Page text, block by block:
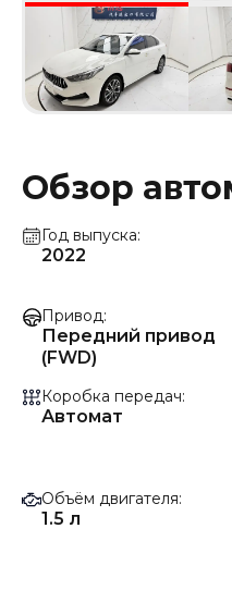
Обзор
Год выпуска
2022
Привод
Передний привод
(FWD)
Коробка передач
Автомат
Объём двигателя
1.5 л